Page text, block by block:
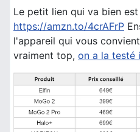
Le petit lien qui va bien est
https://amzn.to/4crAFrP
l'appareil qui vous
vraiment top, on a la testé